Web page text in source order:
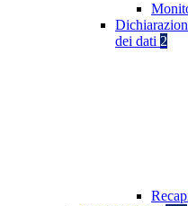
dei dati 2